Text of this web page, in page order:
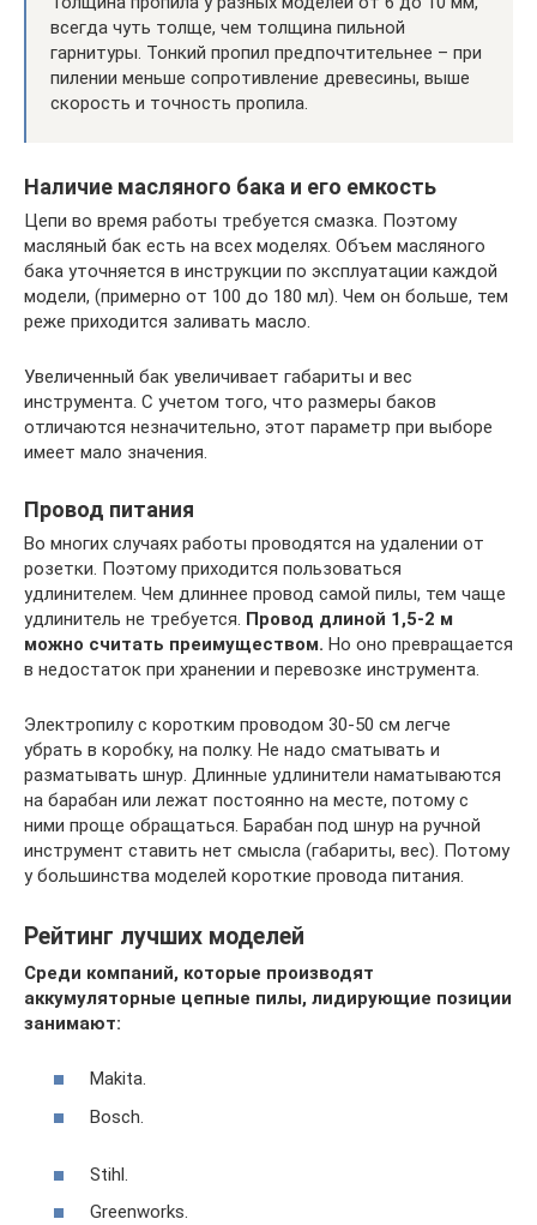
всегда чуть толще, чем толщина пильной
гарнитуры. Тонкий пропил предпочтительнее – при
пилении меньше сопротивление древесины, выше
скорость и точность пропила.
Наличие масляного бака и его емкость
Цепи во время работы требуется смазка. Поэтому
масляный бак есть на всех моделях. Объем масляного
бака уточняется в инструкции по эксплуатации каждой
модели, (примерно от 100 до 180 мл). Чем он больше, тем
реже приходится заливать масло.
Увеличенный бак увеличивает габариты и вес
инструмента. С учетом того, что размеры баков
отличаются незначительно, этот параметр при выборе
имеет мало значения.
Провод питания
Во многих случаях работы проводятся на удалении от
розетки. Поэтому приходится пользоваться
удлинителем. Чем длиннее провод самой пилы, тем чаще
удлинитель не требуется. Провод длиной 1,5-2 м
можно считать преимуществом. Но оно превращается
в недостаток при хранении и перевозке инструмента.
Электропилу с коротким проводом 30-50 см легче
убрать в коробку, на полку. Не надо сматывать и
разматывать шнур. Длинные удлинители наматываются
на барабан или лежат постоянно на месте, потому с
ними проще обращаться. Барабан под шнур на ручной
инструмент ставить нет смысла (габариты, вес). Потому
у большинства моделей короткие провода питания.
Рейтинг лучших моделей
Среди компаний, которые производят
аккумуляторные цепные пилы, лидирующие позиции
занимают:
Makita.
Bosch.
Stihl.
Greenworks.